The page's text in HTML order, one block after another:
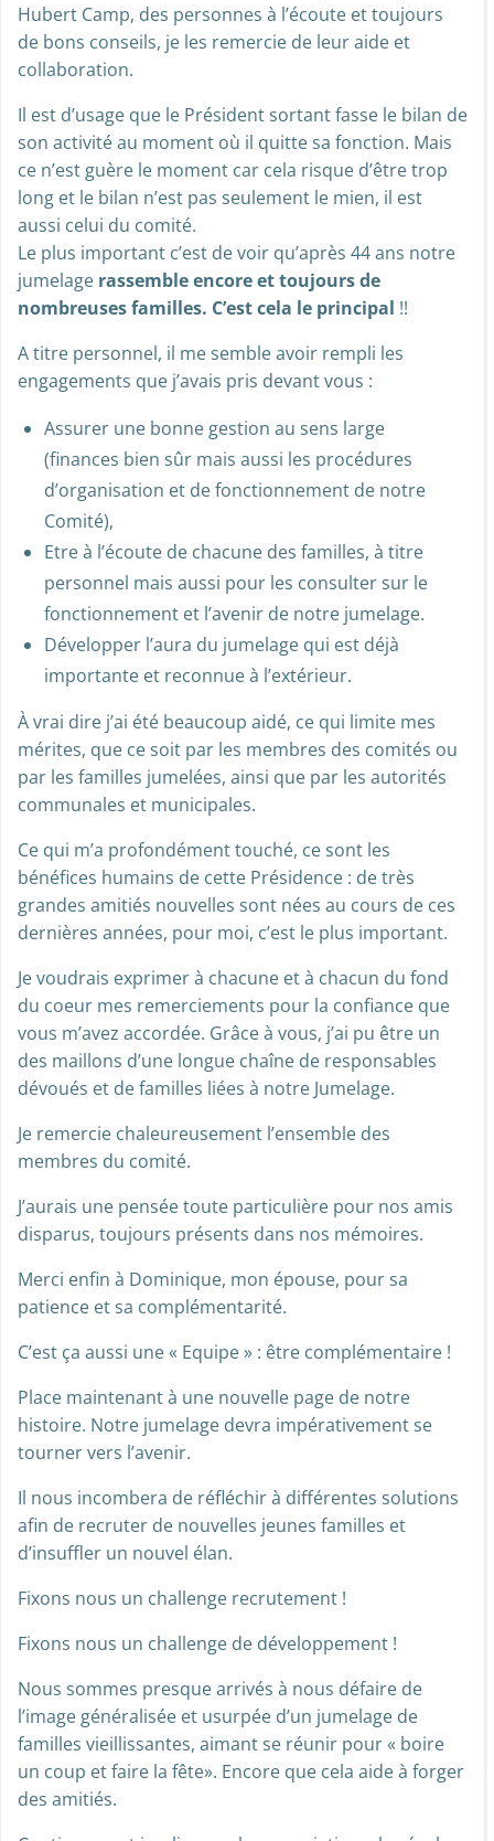
Hubert Camp, des personnes à l’écoute et toujours
de bons conseils, je les remercie de leur aide et
collaboration.
Il est d’usage que le Président sortant fasse le bilan de
son activité au moment où il quitte sa fonction. Mais
ce n’est guère le moment car cela risque d’être trop
long et le bilan n’est pas seulement le mien, il est
aussi celui du comité.
Le plus important c’est de voir qu’après 44 ans notre
jumelage rassemble encore et toujours de
nombreuses familles. C’est cela le principal !!
A titre personnel, il me semble avoir rempli les
engagements que j’avais pris devant vous :
Assurer une bonne gestion au sens large
(finances bien sûr mais aussi les procédures
d’organisation et de fonctionnement de notre
Comité),
Etre à l’écoute de chacune des familles, à titre
personnel mais aussi pour les consulter sur le
fonctionnement et l’avenir de notre jumelage.
Développer l’aura du jumelage qui est déjà
importante et reconnue à l’extérieur.
À vrai dire j’ai été beaucoup aidé, ce qui limite mes
mérites, que ce soit par les membres des comités ou
par les familles jumelées, ainsi que par les autorités
communales et municipales.
Ce qui m’a profondément touché, ce sont les
bénéfices humains de cette Présidence : de très
grandes amitiés nouvelles sont nées au cours de ces
dernières années, pour moi, c’est le plus important.
Je voudrais exprimer à chacune et à chacun du fond
du coeur mes remerciements pour la confiance que
vous m’avez accordée. Grâce à vous, j’ai pu être un
des maillons d’une longue chaîne de responsables
dévoués et de familles liées à notre Jumelage.
Je remercie chaleureusement l’ensemble des
membres du comité.
J’aurais une pensée toute particulière pour nos amis
disparus, toujours présents dans nos mémoires.
Merci enfin à Dominique, mon épouse, pour sa
patience et sa complémentarité.
C’est ça aussi une « Equipe » : être complémentaire !
Place maintenant à une nouvelle page de notre
histoire. Notre jumelage devra impérativement se
tourner vers l’avenir.
Il nous incombera de réfléchir à différentes solutions
afin de recruter de nouvelles jeunes familles et
d’insuffler un nouvel élan.
Fixons nous un challenge recrutement !
Fixons nous un challenge de développement !
Nous sommes presque arrivés à nous défaire de
l’image généralisée et usurpée d’un jumelage de
familles vieillissantes, aimant se réunir pour « boire
un coup et faire la fête». Encore que cela aide à forger
des amitiés.